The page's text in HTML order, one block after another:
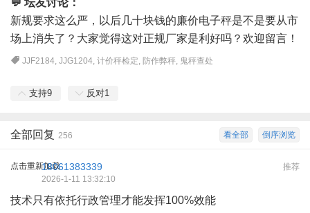
💬 坛友讨论：
新规要求这么严，以后几十块钱的廉价电子秤是不是要从市
场上消失了？大家觉得这对正规厂家是利好吗？欢迎留言！
JJF2184,JJG1204,计价秤检定, 防作弊秤, 鬼秤查处
支持9 反对1
倒序浏览
看全部
全部回复 256
点击重新加载 推荐
18061383339
2026-1-11 13:32:10
技术只有依托行政管理才能发挥100%效能